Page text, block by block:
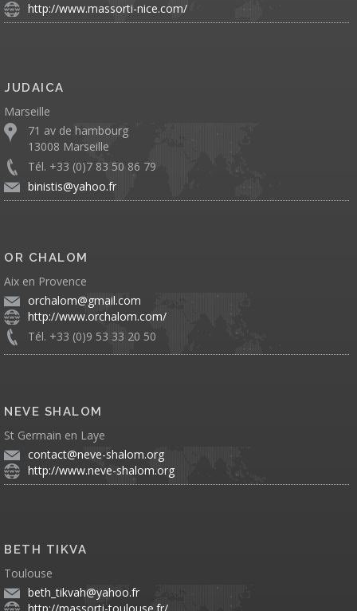
http://www.massorti-nice.com/
JUDAICA
Marseille
71 av de hambourg
13008 Marseille
Tél. +33 (0)7 83 50 86 79
binistis@yahoo.fr
OR CHALOM
Aix en Provence
orchalom@gmail.com
http://www.orchalom.com/
Tél. +33 (0)9 53 33 20 50
NEVE SHALOM
St Germain en Laye
contact@neve-shalom.org
http://www.neve-shalom.org
BETH TIKVA
Toulouse
beth_tikvah@yahoo.fr